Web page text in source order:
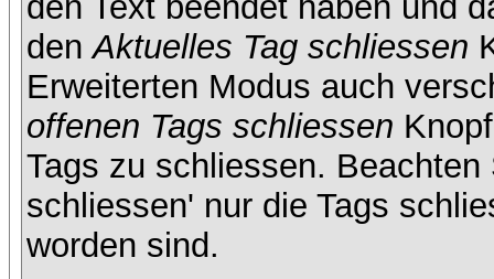
denAktuelles Tag schliessen
Erweiterten Modus auch
offenen Tags schliessen
Tags zu schliessen.
schliessen' nur die Tags
worden sind.